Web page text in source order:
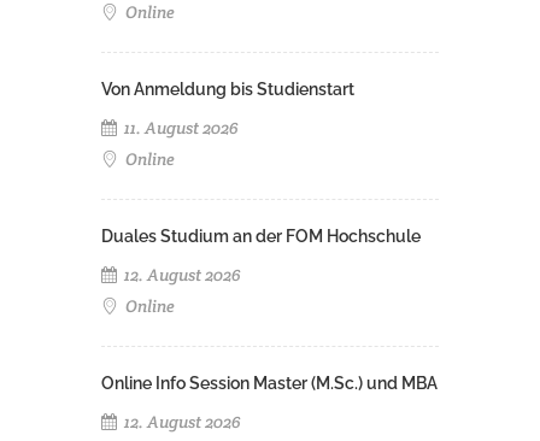
Online
Von Anmeldung bis Studienstart
11. August 2026
Online
Duales Studium an der FOM Hochschule
12. August 2026
Online
Online Info Session Master (M.Sc.) und MBA
12. August 2026